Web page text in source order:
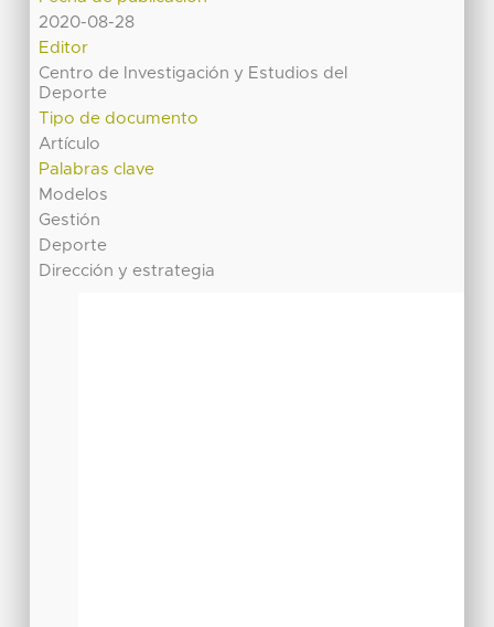
2020-08-28
Editor
Centro de Investigación y Estudios del
Deporte
Tipo de documento
Artículo
Palabras clave
Modelos
Gestión
Deporte
Dirección y estrategia